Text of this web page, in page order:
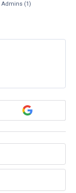
Admins (1)